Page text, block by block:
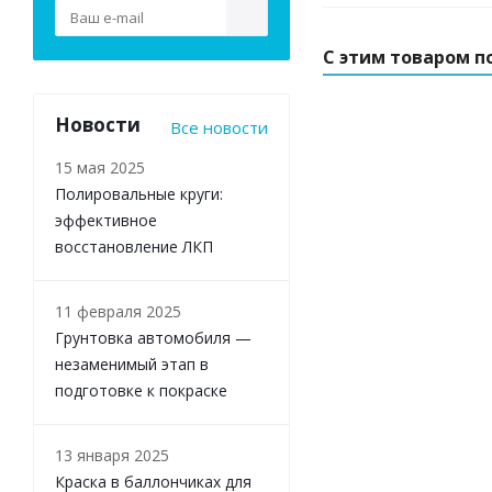
С этим товаром
Новости Все новости
15 мая 2025
Полировальные круги:
эффективное
восстановление ЛКП
11 февраля 2025
Грунтовка автомобиля —
незаменимый этап в
подготовке к покраске
13 января 2025
Краска в баллончиках для